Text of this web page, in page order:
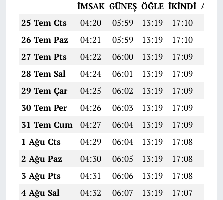
İMSAK GÜNEŞ ÖĞLE İKINDI
25 Tem Cts
04:20 05:59 13:19 17:10
26 Tem Paz
04:21 05:59 13:19 17:10
27 Tem Pts
04:22 06:00 13:19 17:09
28 Tem Sal
04:24 06:01 13:19 17:09
29 Tem Çar
04:25 06:02 13:19 17:09
30 Tem Per
04:26 06:03 13:19 17:09
31 Tem Cum
04:27 06:04 13:19 17:09
1 Ağu Cts
04:29 06:04 13:19 17:08
2 Ağu Paz
04:30 06:05 13:19 17:08
3 Ağu Pts
04:31 06:06 13:19 17:08
4 Ağu Sal
04:32 06:07 13:19 17:07